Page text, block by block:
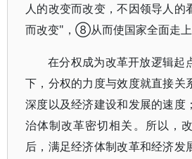
人的改变而改变，不因领导人的
而改变"，⑧从而使国家全面走上
在分权成为改革开放逻辑起
下，分权的力度与效度就直接关
深度以及经济建设和发展的速度
治体制改革密切相关。所以，
后，满足经济体制改革和经济发